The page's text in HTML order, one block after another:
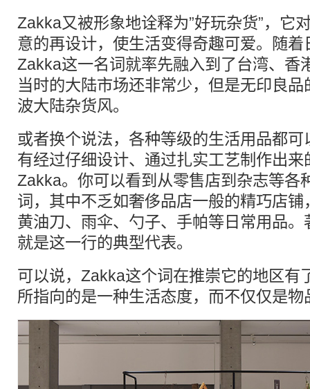
Zakka又被形象地诠释为”好玩杂货”，它
意的再设计，使生活变得奇趣可爱。随
Zakka这一名词就率先融入到了台湾、香
当时的大陆市场还非常少，但是无印良
波大陆杂货风。
或者换个说法，各种等级的生活用品都
有经过仔细设计、通过扎实工艺制作出
Zakka。你可以看到从零售店到杂志等各
词，其中不乏如奢侈品店一般的精巧店
黄油刀、雨伞、勺子、手帕等日常用品
就是这一行的典型代表。
可以说，Zakka这个词在推崇它的地区有
所指向的是一种生活态度，而不仅仅是物